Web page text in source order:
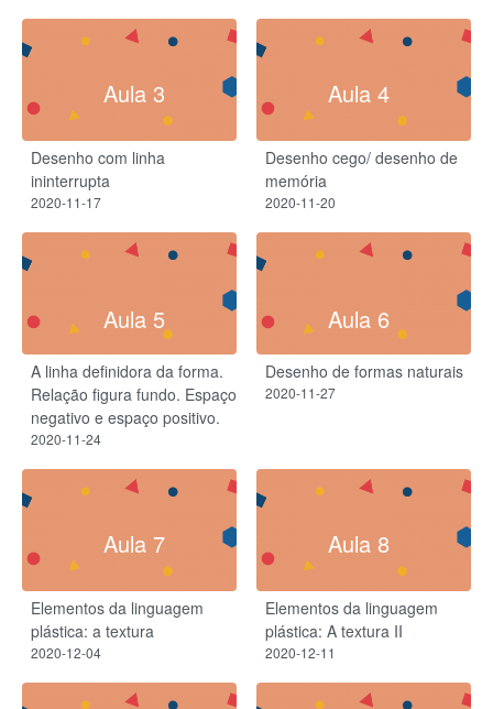
Aula 3
Desenho com linha
ininterrupta
2020-11-17
Aula 4
Desenho cego/ desenho de
memória
2020-11-20
Aula 5
A linha definidora da forma.
Relação figura fundo. Espaço
negativo e espaço positivo.
2020-11-24
Aula 6
Desenho de formas naturais
2020-11-27
Aula 7
Elementos da linguagem
plástica: a textura
2020-12-04
Aula 8
Elementos da linguagem
plástica: A textura II
2020-12-11